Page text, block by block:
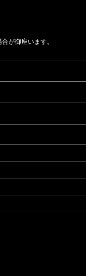
が御座います。